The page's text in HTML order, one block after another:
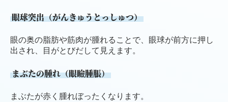
眼球突出（がんきゅうとっしゅつ）
眼の奥の脂肪や筋肉が腫れることで、眼球が前方に押し
出され、目がとびだして見えます。
まぶたの腫れ（眼瞼腫脹）
まぶたが赤く腫れぼったくなります。